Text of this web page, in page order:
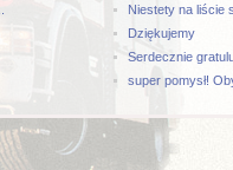
Niestety na liście
Dziękujemy
Serdecznie
super pomysł!